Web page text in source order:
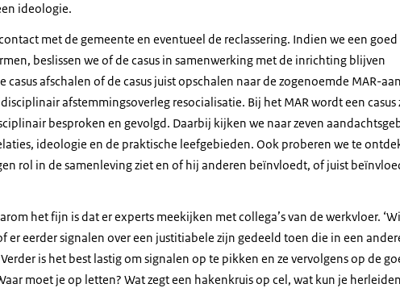
ideologie.
met de gemeente en eventueel de reclassering. Indien we een
beslissen we of de casus in samenwerking met de inrichting blijven
casus afschalen of de casus juist opschalen naar de zogenoemde MAR-
afstemmingsoverleg resocialisatie. Bij het MAR wordt een casus
besproken en gevolgd. Daarbij kijken we naar zeven
ideologie en de praktische leefgebieden. Ook proberen we te
rol in de samenleving ziet en of hij anderen beïnvloedt, of juist
het fijn is dat er experts meekijken met collega’s van de werkvloer.
er eerder signalen over een justitiabele zijn gedeeld toen die in een
is het best lastig om signalen op te pikken en ze vervolgens op de
moet je op letten? Wat zegt een hakenkruis op cel, wat kun je